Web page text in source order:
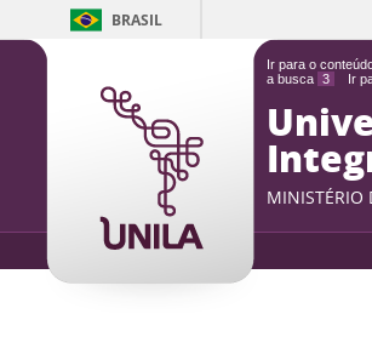
Ir para o
a busca 3 Ir
BRASIL
MINISTÉRIO